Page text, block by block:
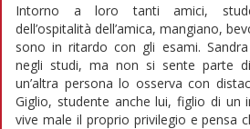
Intorno a loro tanti amici,
dell’ospitalità dell’amica, mangiano,
sono in ritardo con gli esami.
negli studi, ma non si sente parte
un’altra persona lo osserva con
Giglio, studente anche lui, figlio di un
vive male il proprio privilegio e pensa